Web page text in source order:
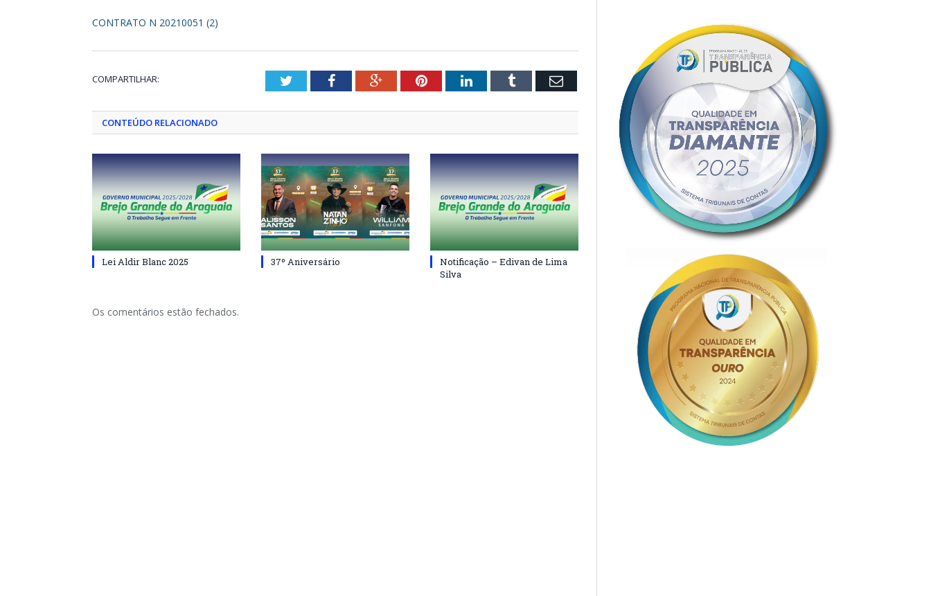
CONTRATO N 20210051 (2)
COMPARTILHAR: TwitterFacebookGoogle+PinterestLinkedInTumblr Email
CONTEÚDO RELACIONADO
Lei Aldir Blanc 2025 37º Aniversário
Notificação – Edivan de Lima
Silva
Os comentários estão fechados.